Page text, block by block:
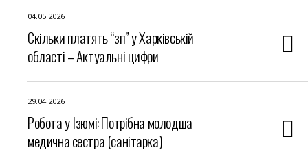
04.05.2026
Скільки платять “зп” у Харківській
області – Актуальні цифри
29.04.2026
Робота у Ізюмі: Потрібна молодша
медична сестра (санітарка)